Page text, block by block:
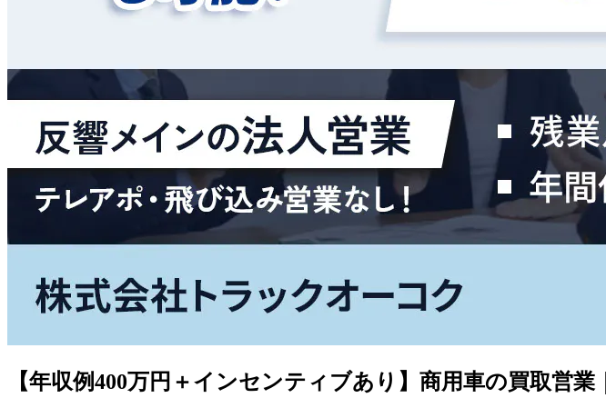
【年収例400万円＋インセンティブあり】商用車の買取営